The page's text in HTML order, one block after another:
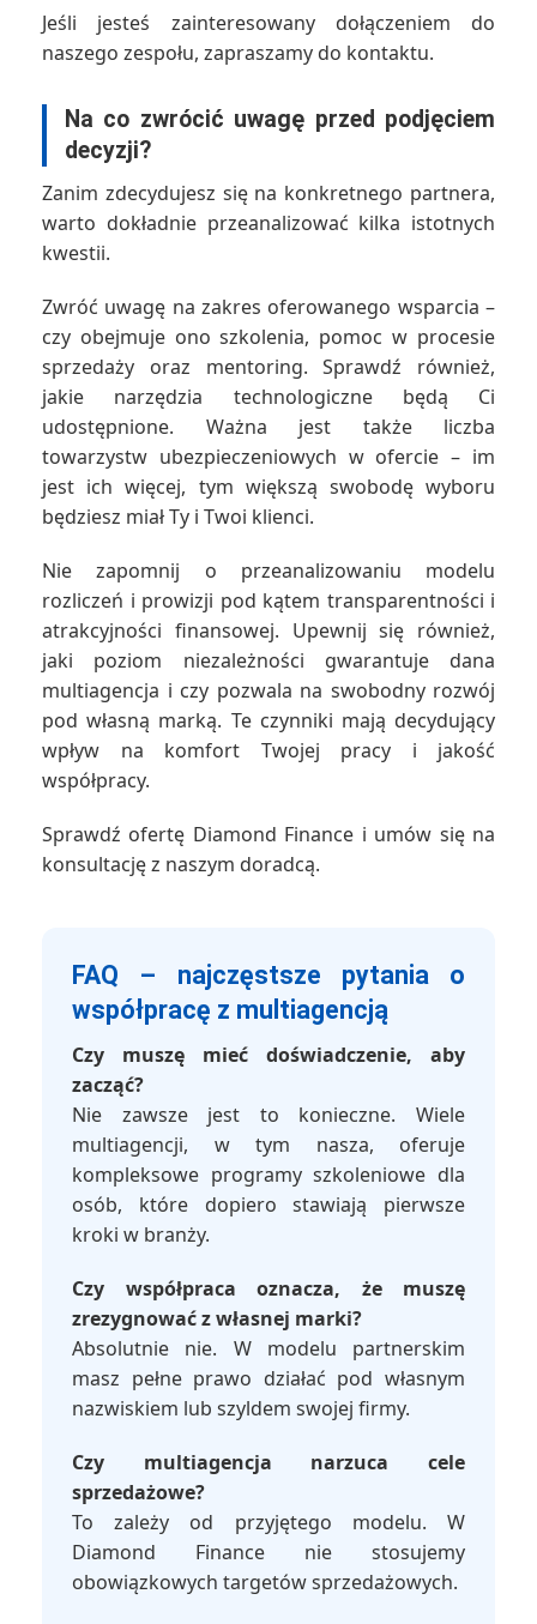
Jeśli jesteś zainteresowany dołączeniem do
naszego zespołu, zapraszamy do kontaktu.
Na co zwrócić uwagę przed podjęciem
decyzji?
Zanim zdecydujesz się na konkretnego partnera,
warto dokładnie przeanalizować kilka istotnych
kwestii.
Zwróć uwagę na zakres oferowanego wsparcia –
czy obejmuje ono szkolenia, pomoc w procesie
sprzedaży oraz mentoring. Sprawdź również,
jakie narzędzia technologiczne będą Ci
udostępnione. Ważna jest także liczba
towarzystw ubezpieczeniowych w ofercie – im
jest ich więcej, tym większą swobodę wyboru
będziesz miał Ty i Twoi klienci.
Nie zapomnij o przeanalizowaniu modelu
rozliczeń i prowizji pod kątem transparentności i
atrakcyjności finansowej. Upewnij się również,
jaki poziom niezależności gwarantuje dana
multiagencja i czy pozwala na swobodny rozwój
pod własną marką. Te czynniki mają decydujący
wpływ na komfort Twojej pracy i jakość
współpracy.
Sprawdź ofertę Diamond Finance i umów się na
konsultację z naszym doradcą.
FAQ – najczęstsze pytania o
współpracę z multiagencją
Czy muszę mieć doświadczenie, aby
zacząć?
Nie zawsze jest to konieczne. Wiele
multiagencji, w tym nasza, oferuje
kompleksowe programy szkoleniowe dla
osób, które dopiero stawiają pierwsze
kroki w branży.
Czy współpraca oznacza, że muszę
zrezygnować z własnej marki?
Absolutnie nie. W modelu partnerskim
masz pełne prawo działać pod własnym
nazwiskiem lub szyldem swojej firmy.
Czy multiagencja narzuca cele
sprzedażowe?
To zależy od przyjętego modelu. W
Diamond Finance nie stosujemy
obowiązkowych targetów sprzedażowych.